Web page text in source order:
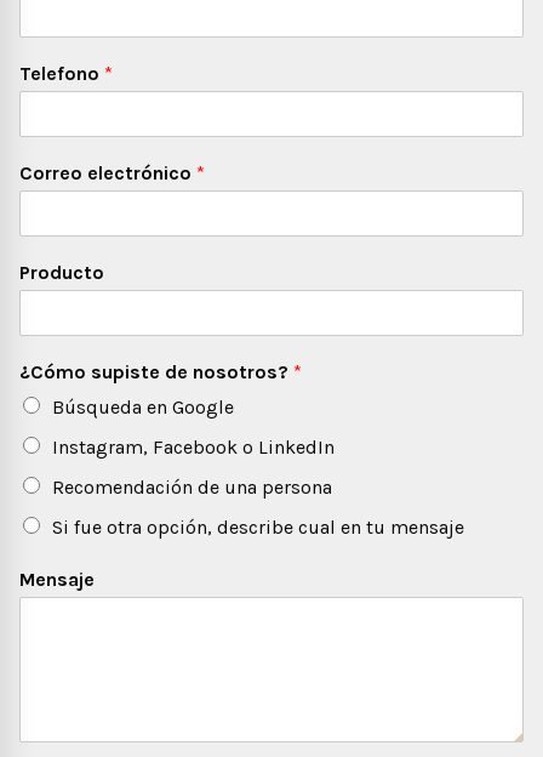
Telefono *
Correo electrónico *
Producto
¿Cómo supiste de nosotros? *
Búsqueda en Google
Instagram, Facebook o LinkedIn
Recomendación de una persona
Si fue otra opción, describe cual en tu mensaje
Mensaje